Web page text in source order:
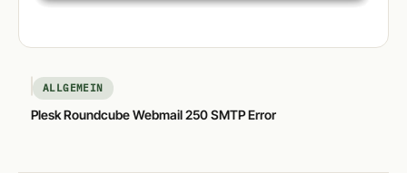
ALLGEMEIN
Plesk Roundcube Webmail 250 SMTP Error